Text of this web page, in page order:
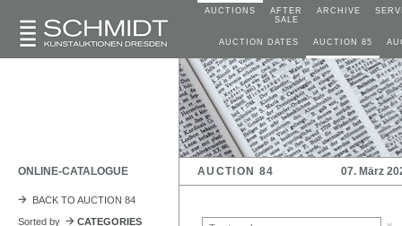
AUCTIONS
AFTER
SALE
ARCHIVE
AUCTION DATES AUCTION 85
ONLINE-CATALOGUE AUCTION 84 07. März
BACK TO AUCTION 84
Sorted by
CATEGORIES